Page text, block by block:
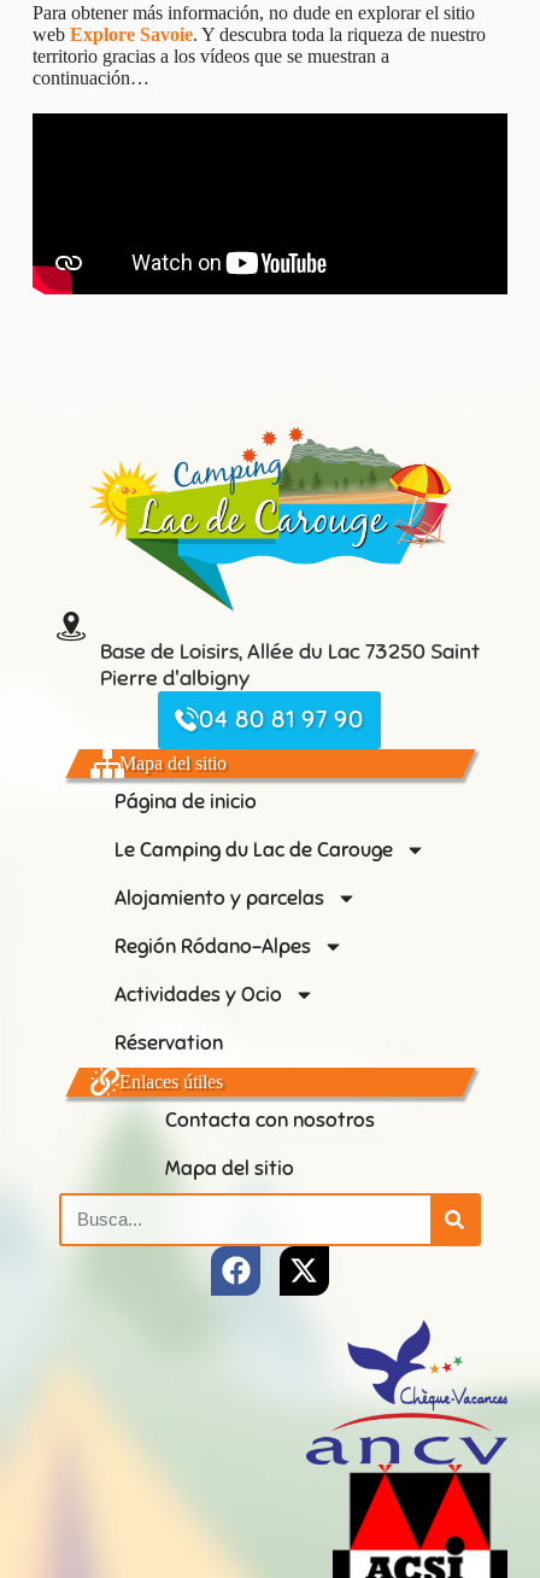
Para obtener más información, no dude en explorar el sitio
web Explore Savoie. Y descubra toda la riqueza de nuestro
territorio gracias a los vídeos que se muestran a
continuación…
Base de Loisirs, Allée du Lac 73250 Saint
Pierre d'albigny
04 80 81 97 90
Mapa del sitio
Página de inicio
Le Camping du Lac de Carouge
Alojamiento y parcelas
Región Ródano-Alpes
Actividades y Ocio
Réservation
Enlaces útiles
Contacta con nosotros
Mapa del sitio